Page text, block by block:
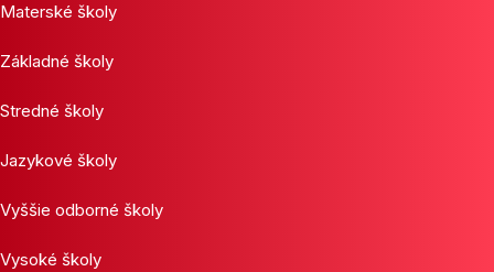
Materské školy
Základné školy
Stredné školy
Jazykové školy
Vyššie odborné školy
Vysoké školy